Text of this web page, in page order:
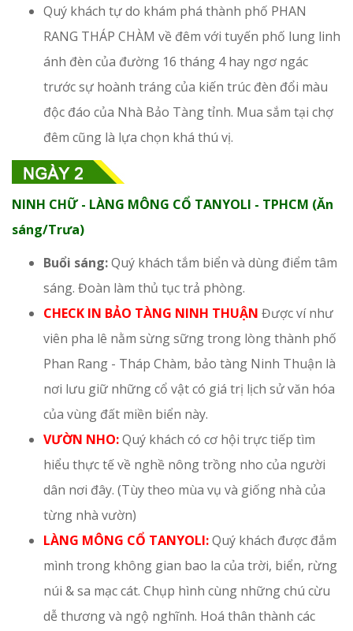
Quý khách tự do khám phá thành phố PHAN
RANG THÁP CHÀM về đêm với tuyến phố lung linh
ánh đèn của đường 16 tháng 4 hay ngơ ngác
trước sự hoành tráng của kiến trúc đèn đổi màu
độc đáo của Nhà Bảo Tàng tỉnh. Mua sắm tại chợ
đêm cũng là lựa chọn khá thú vị.
NINH CHỮ - LÀNG MÔNG CỔ TANYOLI - TPHCM (Ăn
sáng/Trưa)
Buổi sáng:Quý khách tắm biển và dùng điểm tâm
sáng. Đoàn làm thủ tục trả phòng.
CHECK IN BẢO TÀNG NINH THUẬN Được ví như
viên pha lê nằm sừng sững trong lòng thành phố
Phan Rang - Tháp Chàm, bảo tàng Ninh Thuận là
nơi lưu giữ những cổ vật có giá trị lịch sử văn hóa
của vùng đất miền biển này.
VƯỜN NHO:Quý khách có cơ hội trực tiếp tìm
hiểu thực tế về nghề nông trồng nho của người
dân nơi đây. (Tùy theo mùa vụ và giống nhà của
từng nhà vườn)
LÀNG MÔNG CỔ TANYOLI:Quý khách được đắm
mình trong không gian bao la của trời, biển, rừng
núi & sa mạc cát. Chụp hình cùng những chú cừu
dễ thương và ngộ nghĩnh. Hoá thân thành các